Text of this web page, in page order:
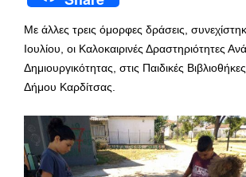
Με άλλες τρεις όμορφες δράσεις,
Ιουλίου, οι Καλοκαιρινές Δραστηριότητες
Δημιουργικότητας, στις Παιδικές
Δήμου Καρδίτσας.